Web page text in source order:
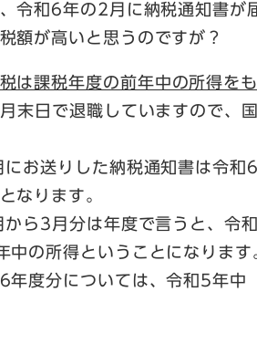
令和6年の2月に納税通知書が
額が高いと思うのですが？
は課税年度の前年中の所得を
末日で退職していますので、
お送りした納税通知書は令
なります。
ら3月分は年度で言うと、令
中の所得ということになります
年度分については、令和5年